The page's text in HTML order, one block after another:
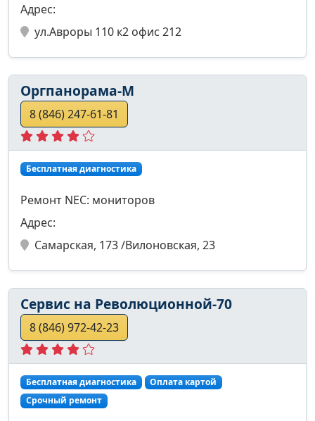
Адрес:
ул.Авроры 110 к2 офис 212
Оргпанорама-М
8 (846) 247-61-81
Бесплатная диагностика
Ремонт NEC: мониторов
Адрес:
Самарская, 173 /Вилоновская, 23
Сервис на Революционной-70
8 (846) 972-42-23
Бесплатная диагностика
Оплата картой
Срочный ремонт